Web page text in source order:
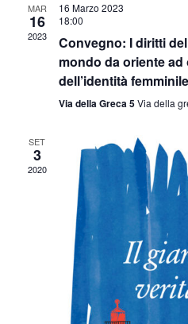
MAR
16
2023
16 Marzo 2023
18:00
Convegno: I diritti
mondo da oriente
dell’identità femminile
Via della Greca 5Via della
SET
3
2020